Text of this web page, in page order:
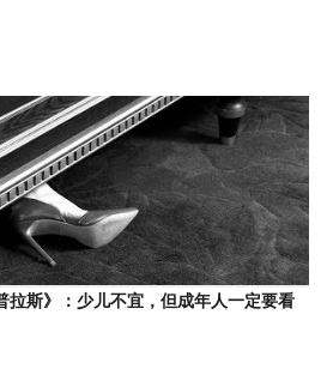
拉斯》：少儿不宜，但成年人一定要看